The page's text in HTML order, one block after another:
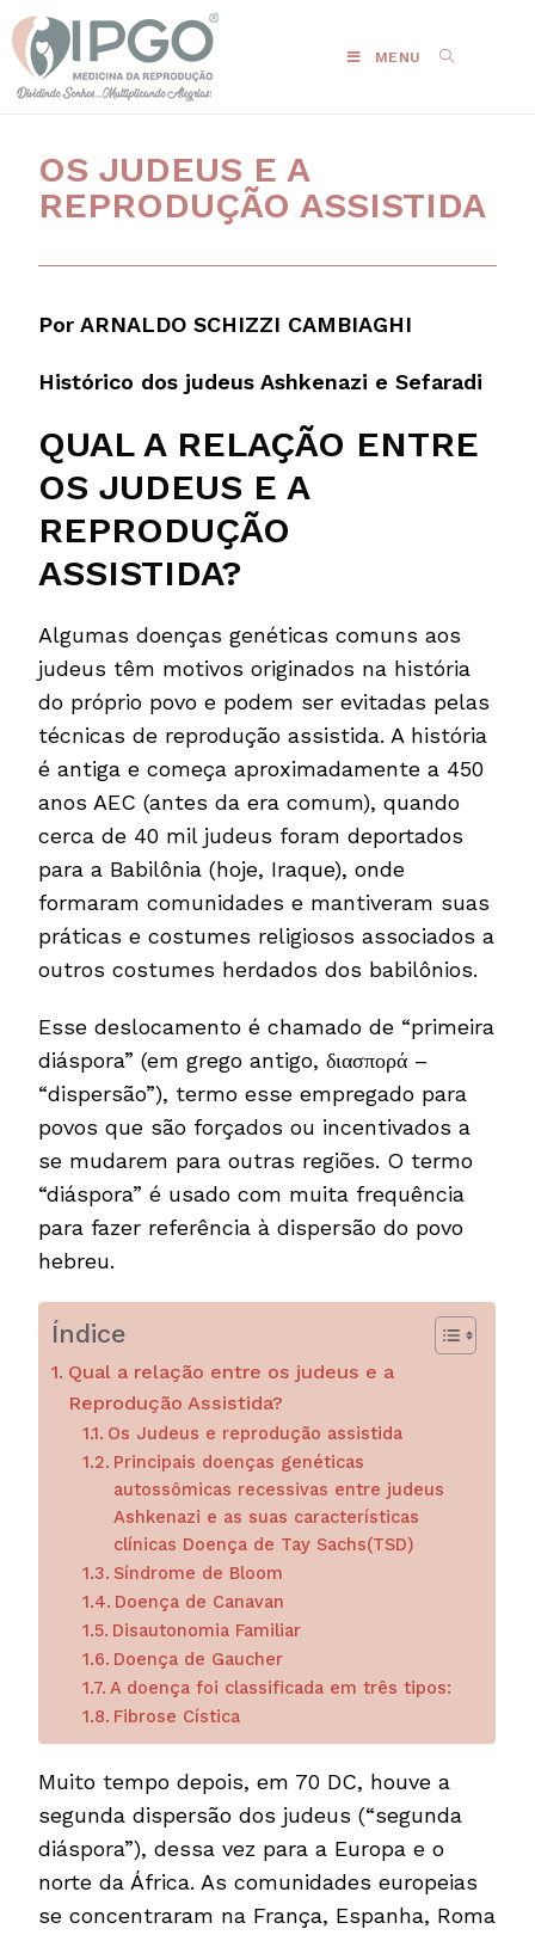
MENU
OS JUDEUS E A
REPRODUÇÃO ASSISTIDA
Por ARNALDO SCHIZZI CAMBIAGHI
Histórico dos judeus Ashkenazi e Sefaradi
QUAL A RELAÇÃO ENTRE
OS JUDEUS E A
REPRODUÇÃO
ASSISTIDA?
Algumas doenças genéticas comuns aos
judeus têm motivos originados na história
do próprio povo e podem ser evitadas pelas
técnicas de reprodução assistida. A história
é antiga e começa aproximadamente a 450
anos AEC (antes da era comum), quando
cerca de 40 mil judeus foram deportados
para a Babilônia (hoje, Iraque), onde
formaram comunidades e mantiveram suas
práticas e costumes religiosos associados a
outros costumes herdados dos babilônios.
Esse deslocamento é chamado de “primeira
diáspora” (em grego antigo, διασπορά –
“dispersão”), termo esse empregado para
povos que são forçados ou incentivados a
se mudarem para outras regiões. O termo
“diáspora” é usado com muita frequência
para fazer referência à dispersão do povo
hebreu.
Índice
Qual a relação entre os judeus e a
Reprodução Assistida?
Os Judeus e reprodução assistida
Principais doenças genéticas
autossômicas recessivas entre judeus
Ashkenazi e as suas características
clínicas Doença de Tay Sachs(TSD)
Síndrome de Bloom
Doença de Canavan
Disautonomia Familiar
Doença de Gaucher
A doença foi classificada em três tipos:
Fibrose Cística
Muito tempo depois, em 70 DC, houve a
segunda dispersão dos judeus (“segunda
diáspora”), dessa vez para a Europa e o
norte da África. As comunidades europeias
se concentraram na França, Espanha, Roma